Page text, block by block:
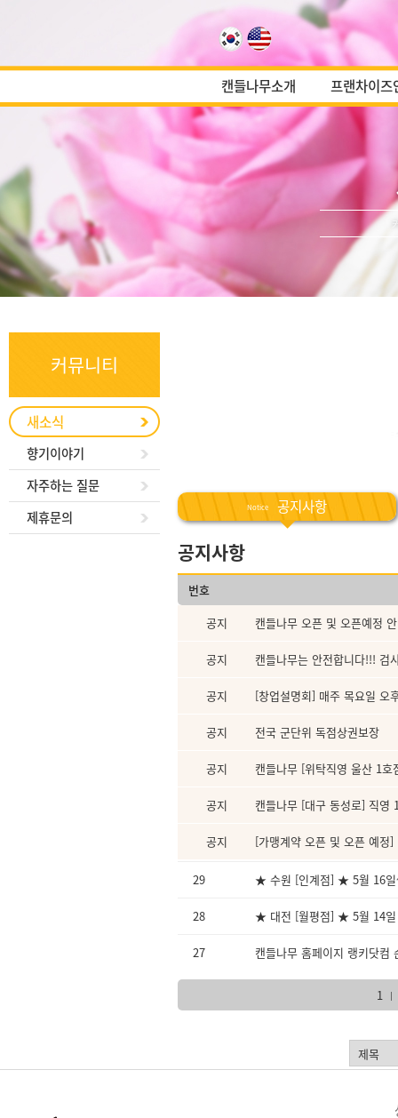
캔들나무소개 프랜차이즈
커뮤니티
새소식
향기이야기
자주하는 질문
제휴문의
Notice 공지사항
공지사항
번호
공지
캔들나무 오픈 및 오픈예정
공지 캔들나무는 안전합니다!!! 검
공지 [창업설명회] 매주 목요일 오
공지 전국 군단위 독점상권보장
공지 캔들나무 [위탁직영 울산 1호
공지 캔들나무 [대구 동성로] 직영
공지 [가맹계약 오픈 및 오픈 예정]
29 ★ 수원 [인계점] ★ 5월 16
28 ★ 대전 [월평점] ★ 5월 14
27 캔들나무 홈페이지 랭키닷
1